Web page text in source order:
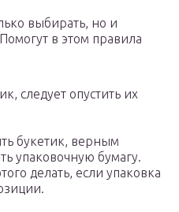
выбирать, но и
в этом правила
следует опустить их
букетик, верным
упаковочную бумагу.
делать, если упаковка